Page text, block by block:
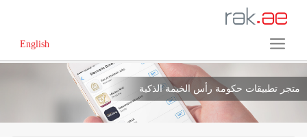
English
متجر تطبيقات حكومة رأس الخيمة الذكية